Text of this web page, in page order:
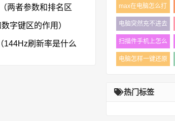
两者参数和排名区
字键区的作用）
144Hz刷新率是什么
方法图解）
max在电脑怎么打
开苹果电脑怎么打
开max文件解说介
绍
电脑突然充不进去
电了怎么办笔记本
电脑不能充电
扫描件手机上怎么
弄（手机扫描仪功
能在哪打开）
电脑怎样一键还原
热门标签